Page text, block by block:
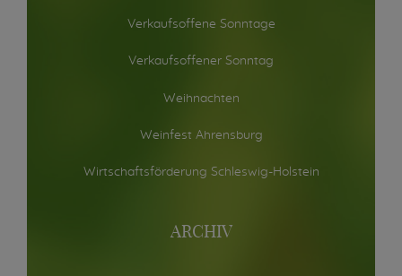
Verkaufsoffene Sonntage
Verkaufsoffener Sonntag
Weihnachten
Weinfest Ahrensburg
Wirtschaftsförderung Schleswig-Holstein
ARCHIV